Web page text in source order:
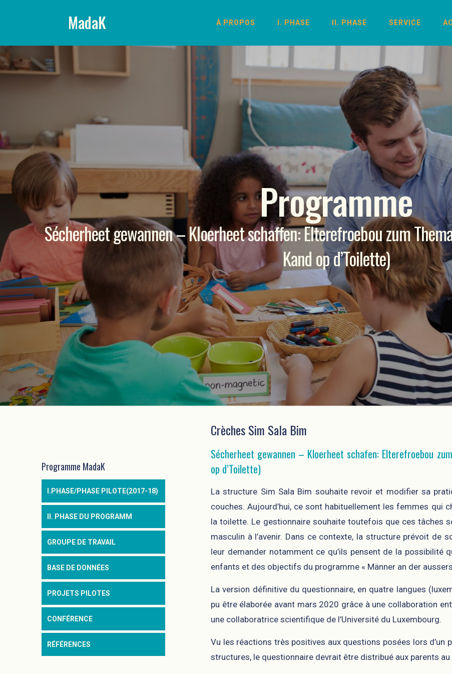
MadaK À PROPOS I. PHASE II. PHASE SERVICE
Programme
Sécherheet gewannen – Kloerheet schaffen: Elterefroebou zum
Kand op d’Toilette)
Crèches Sim Sala Bim
Sécherheet gewannen – Kloerheet schafen: Elterefroebou
op d’Toilette)
La structure Sim Sala Bim souhaite revoir et modifier sa
couches. Aujourd’hui, ce sont habituellement les femmes qui
la toilette. Le gestionnaire souhaite toutefois que ces tâches
masculin à l’avenir. Dans ce contexte, la structure prévoit de
leur demander notamment ce qu’ils pensent de la possibilité
enfants et des objectifs du programme « Männer an der
La version définitive du questionnaire, en quatre langues
pu être élaborée avant mars 2020 grâce à une collaboration
une collaboratrice scientifique de l’Université du Luxembourg.
Vu les réactions très positives aux questions posées lors d’un
structures, le questionnaire devrait être distribué aux parents
Programme MadaK
I.PHASE/PHASE PILOTE(2017-18)
II. PHASE DU PROGRAMM
GROUPE DE TRAVAIL
BASE DE DONNÉES
PROJETS PILOTES
CONFÉRENCE
RÉFÉRENCES